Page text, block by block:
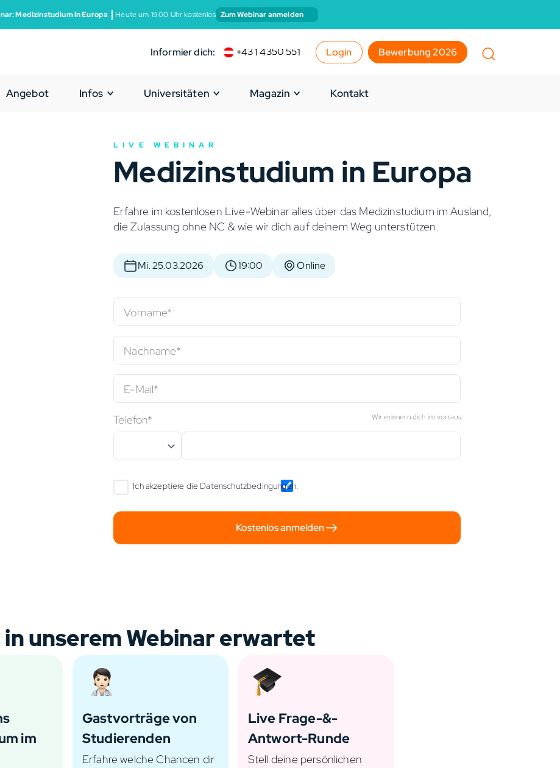
Medizinstudium in Europa Heute um 19:00 Uhr kostenlos Zum Webinar anmelden
Informier dich: +43 1 4350 551 Login Bewerbung 2026
Angebot Infos Universitäten Magazin Kontakt
LIVE WEBINAR
Medizinstudium in Europa
Erfahre im kostenlosen Live-Webinar alles über das Medizinstudium im Ausland,
die Zulassung ohne NC & wie wir dich auf deinem Weg unterstützen.
Mi. 25.03.2026 19:00 Online
Vorname*
Nachname*
E-Mail*
Telefon* Wir erinnern dich im vorraus
Ich akzeptiere die Datenschutzbedingungen.
Kostenlos anmelden
in unserem Webinar erwartet
im
Gastvorträge von
Studierenden
Erfahre welche Chancen dir
Live Frage-&-
Antwort-Runde
Stell deine persönlichen